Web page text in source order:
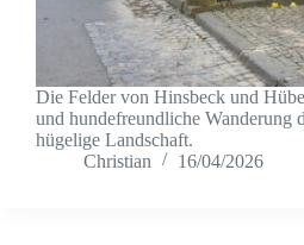
Die Felder von Hinsbeck und
und hundefreundliche Wanderung
hügelige Landschaft.
Christian
16/04/2026